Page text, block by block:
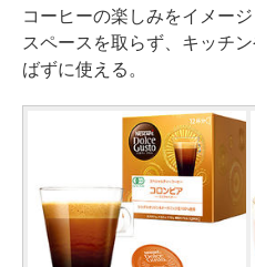
コーヒーの楽しみをイメー
スペースを取らず、キッチ
ばずに使える。